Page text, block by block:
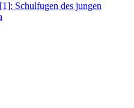
Schulfugen des jungen